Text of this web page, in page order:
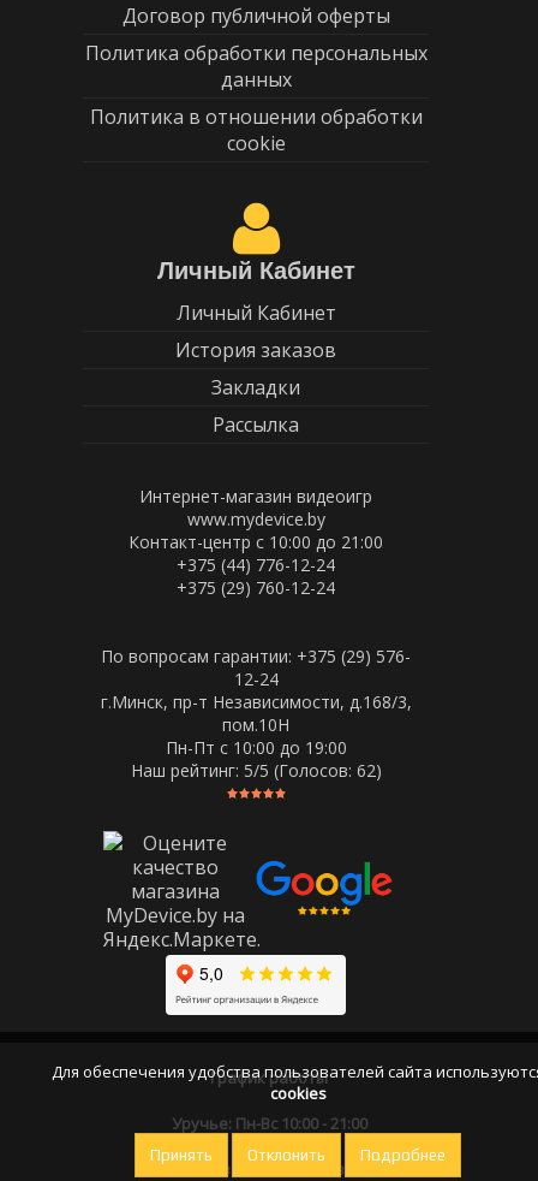
Договор публичной оферты
Политика обработки персональных
данных
Политика в отношении обработки
cookie
Личный Кабинет
Личный Кабинет
История заказов
Закладки
Рассылка
Интернет-магазин видеоигр
www.mydevice.by
Контакт-центр с 10:00 до 21:00
+375 (44) 776-12-24
+375 (29) 760-12-24
По вопросам гарантии: +375 (29) 576-
12-24
г.Минск, пр-т Независимости, д.168/3,
пом.10Н
Пн-Пт c 10:00 до 19:00
Наш рейтинг: 5/5 (Голосов: 62)
График работы
Уручье: Пн-Вс 10:00 - 21:00
Оставайтесь на связи
Для обеспечения удобства пользователей сайта
cookies
Принять Отклонить Подробнее